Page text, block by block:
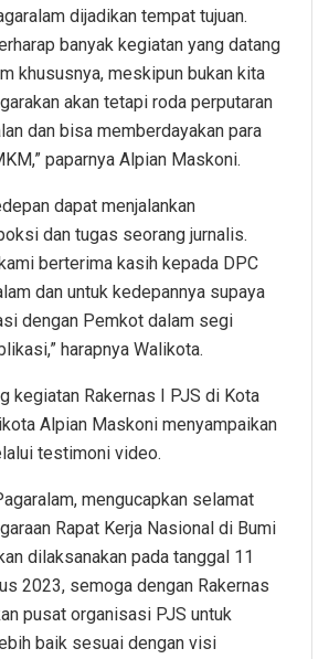
dijadikan tempat tujuan.
banyak kegiatan yang datang
khususnya, meskipun bukan kita
akan tetapi roda perputaran
dan bisa memberdayakan para
paparnya Alpian Maskoni.
dapat menjalankan
dan tugas seorang jurnalis.
berterima kasih kepada DPC
dan untuk kedepannya supaya
dengan Pemkot dalam segi
harapnya Walikota.
kegiatan Rakernas I PJS di Kota
Alpian Maskoni menyampaikan
testimoni video.
mengucapkan selamat
Rapat Kerja Nasional di Bumi
dilaksanakan pada tanggal 11
2023, semoga dengan Rakernas
pusat organisasi PJS untuk
baik sesuai dengan visi